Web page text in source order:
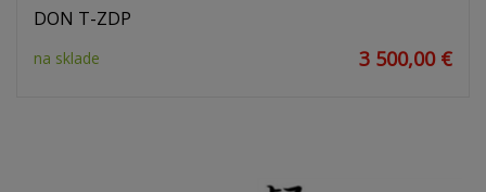
DON T-ZDP
na sklade 3 500,00 €